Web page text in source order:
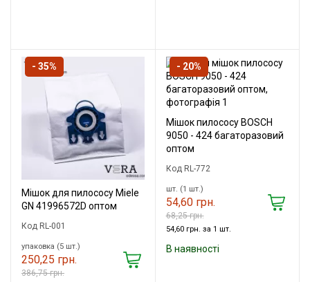
Мішок для пилососу Miele
GN 41996572D оптом
Код RL-001
упаковка (5 шт.)
250,25 грн.
386,75 грн.
- 35%
Мішок пилососу BOSCH
9050 - 424 багаторазовий
оптом
Код RL-772
шт. (1 шт.)
54,60 грн.
68,25 грн.
54,60 грн. за 1 шт.
В наявності
- 20%